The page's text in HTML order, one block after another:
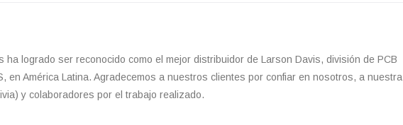
ha logrado ser reconocido como el mejor distribuidor de Larson Davis, división de PCB
en América Latina. Agradecemos a nuestros clientes por confiar en nosotros, a nuestra
y colaboradores por el trabajo realizado.